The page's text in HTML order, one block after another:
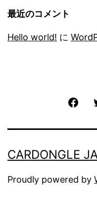
最近のコメント
Hello world! に
CARDONGLE
Proudly powered by